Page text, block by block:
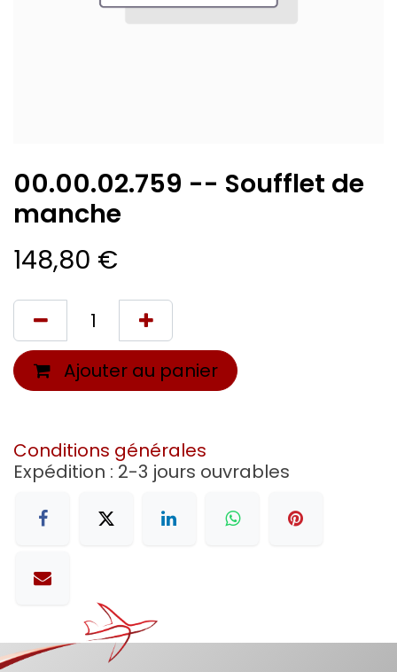
00.00.02.759 -- Soufflet de
manche
148,80 €
Ajouter au panier
Conditions générales
Expédition : 2-3 jours ouvrables